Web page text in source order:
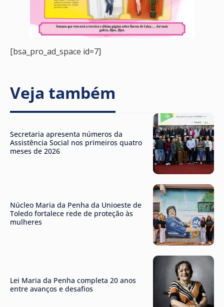
[bsa_pro_ad_space id=7]
Veja também
Secretaria apresenta números da
Assistência Social nos primeiros quatro
meses de 2026
Núcleo Maria da Penha da Unioeste de
Toledo fortalece rede de proteção às
mulheres
Lei Maria da Penha completa 20 anos
entre avanços e desafios